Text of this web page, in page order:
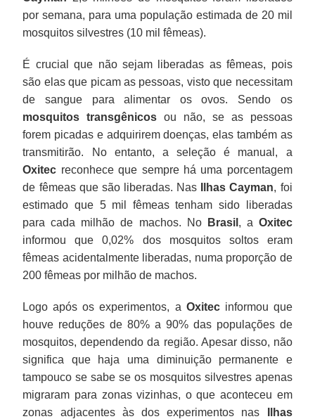
por semana, para uma população estimada de 20 mil
mosquitos silvestres (10 mil fêmeas).
É crucial que não sejam liberadas as fêmeas, pois
são elas que picam as pessoas, visto que necessitam
de sangue para alimentar os ovos. Sendo os
mosquitos transgênicos ou não, se as pessoas
forem picadas e adquirirem doenças, elas também as
transmitirão. No entanto, a seleção é manual, a
Oxitec reconhece que sempre há uma porcentagem
de fêmeas que são liberadas. Nas
Ilhas Cayman, foi
estimado que 5 mil fêmeas tenham sido liberadas
para cada milhão de machos. No
Brasil , a Oxitec
informou que 0,02% dos mosquitos soltos eram
fêmeas acidentalmente liberadas, numa proporção de
200 fêmeas por milhão de machos.
Logo após os experimentos, a Oxitecinformou que
houve reduções de 80% a 90% das populações de
mosquitos, dependendo da região. Apesar disso, não
significa que haja uma diminuição permanente e
tampouco se sabe se os mosquitos silvestres apenas
migraram para zonas vizinhas, o que aconteceu em
zonas adjacentes às dos experimentos nas Ilhas